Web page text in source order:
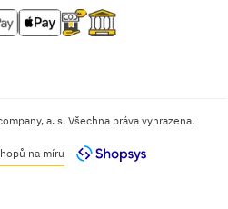
a. s. Všechna práva vyhrazena.
na míru